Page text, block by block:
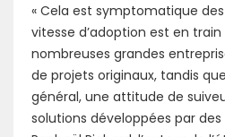
« Cela est symptomatique
vitesse d’adoption est en train
nombreuses grandes
de projets originaux, tandis
général, une attitude de
solutions développées par